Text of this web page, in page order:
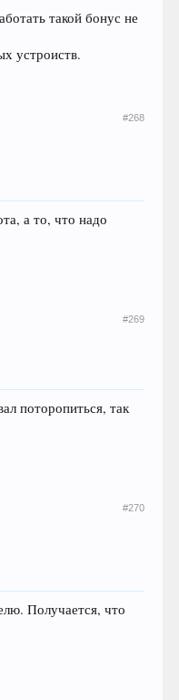
такой бонус не
устроиств.
#268
а то, что надо
#269
поторопиться, так
#270
Получается, что